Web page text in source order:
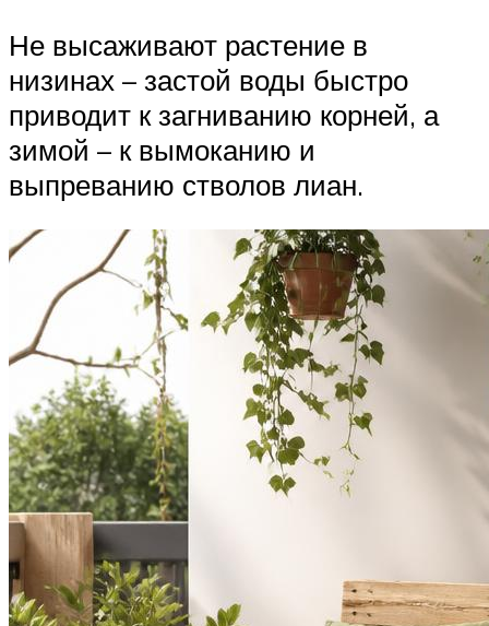
Не высаживают растение в
низинах – застой воды быстро
приводит к загниванию корней, а
зимой – к вымоканию и
выпреванию стволов лиан.